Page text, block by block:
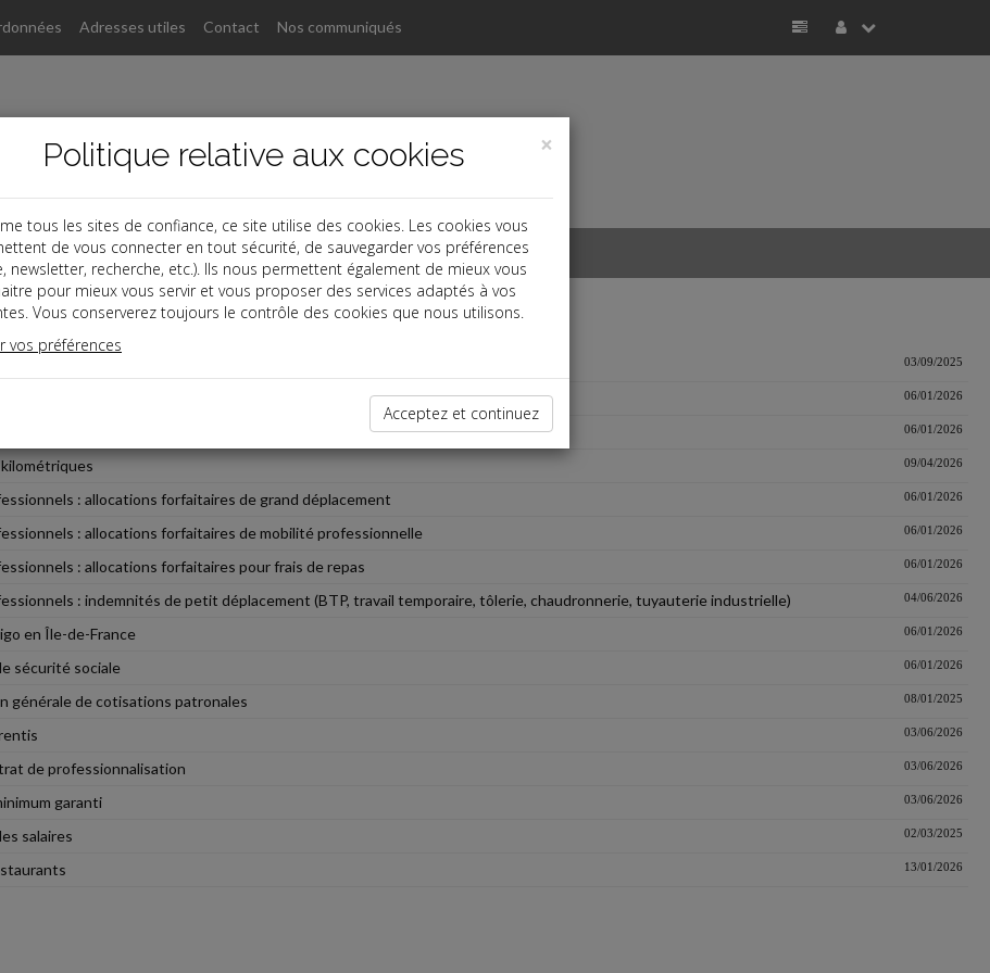
Adresses utiles Contact Nos communiqués
en nature nouvelles technologies 03/09/2025
en nature repas et logement 06/01/2026
nature véhicule 06/01/2026
09/04/2026
: allocations forfaitaires de grand déplacement 06/01/2026
: allocations forfaitaires de mobilité professionnelle 06/01/2026
: allocations forfaitaires pour frais de repas 06/01/2026
: indemnités de petit déplacement (BTP, travail temporaire, tôlerie, chaudronnerie, tuyauterie industrielle) 04/06/2026
en Île-de-France 06/01/2026
sécurité sociale 06/01/2026
générale de cotisations patronales 08/01/2025
03/06/2026
de professionnalisation 03/06/2026
garanti 03/06/2026
salaires 02/03/2025
13/01/2026
×
Politique relative aux cookies
tous les sites de confiance, ce site utilise des cookies. Les cookies vous
de vous connecter en tout sécurité, de sauvegarder vos préférences
newsletter, recherche, etc.). Ils nous permettent également de mieux vous
pour mieux vous servir et vous proposer des services adaptés à vos
Vous conserverez toujours le contrôle des cookies que nous utilisons.
vos préférences
Acceptez et continuez